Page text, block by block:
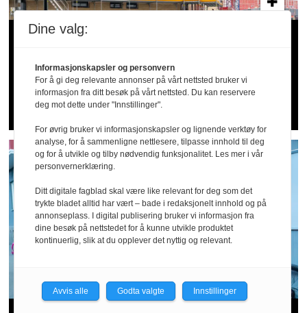
20 alvorlige fall­
ulykker siden april: –
Dette er for høye tall
Dine valg:
Informasjonskapsler og personvern
For å gi deg relevante annonser på vårt nettsted bruker vi
informasjon fra ditt besøk på vårt nettsted. Du kan reservere
deg mot dette under "Innstillinger".
For øvrig bruker vi informasjonskapsler og lignende verktøy for
analyse, for å sammenligne nettlesere, tilpasse innhold til deg
og for å utvikle og tilby nødvendig funksjonalitet. Les mer i vår
personvernerklæring.
Ditt digitale fagblad skal være like relevant for deg som det
trykte bladet alltid har vært – bade i redaksjonelt innhold og på
annonseplass. I digital publisering bruker vi informasjon fra
dine besøk på nettstedet for å kunne utvikle produktet
kontinuerlig, slik at du opplever det nyttig og relevant.
Avvis alle Godta valgte Innstillinger